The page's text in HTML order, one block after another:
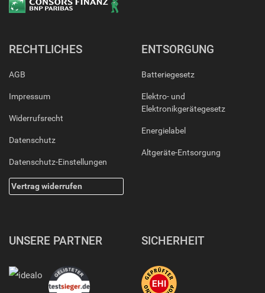
RECHTLICHES
AGB
Impressum
Widerrufsrecht
Datenschutz
Datenschutz-Einstellungen
Vertrag widerrufen
ENTSORGUNG
Batteriegesetz
Elektro- und
Elektronikgerätegesetz
Energielabel
Altgeräte-Entsorgung
UNSERE PARTNER SICHERHEIT